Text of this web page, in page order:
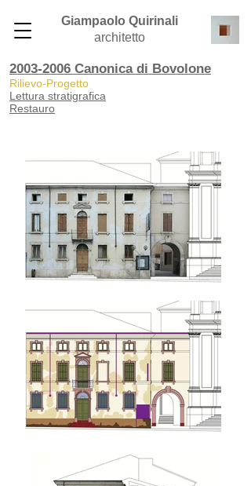
Giampaolo Quirinali
architetto
2003-2006 Canonica di Bovolone
Rilievo-Progetto
Lettura stratigrafica
Restauro